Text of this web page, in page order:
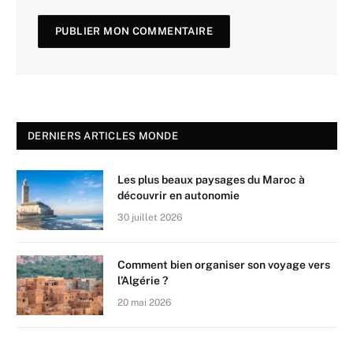
DERNIERS ARTICLES MONDE
Les plus beaux paysages du Maroc à
découvrir en autonomie
30 juillet 2026
Comment bien organiser son voyage vers
l’Algérie ?
20 mai 2026